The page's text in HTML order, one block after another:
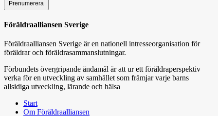
Föräldraalliansen Sverige
Föräldraalliansen Sverige är en nationell intresseorganisation för
föräldrar och föräldrasammanslutningar.
Förbundets övergripande ändamål är att ur ett föräldraperspektiv
verka för en utveckling av samhället som främjar varje barns
allsidiga utveckling, lärande och hälsa
Start
Om Föräldraalliansen